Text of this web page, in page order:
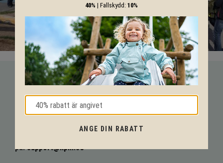
VI HJÄLPER DIG HELA VÄGEN!
Med vår mångåriga kunskap från produkter till säkerhet och
tekniska lösningar så hjälper vi dig igenom hela projektet.
på:support@kpln.se
40% | Fallskydd: 10%
ANGE DIN RABATT